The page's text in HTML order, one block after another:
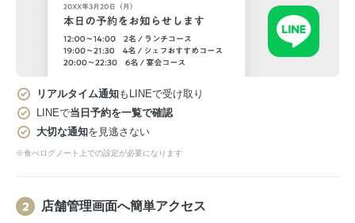
リアルタイム通知もLINEで受け取り
LINEで当日予約を一覧で確認
大切な通知を見逃さない
※食べログノート上での設定が必要になります
店舗管理画面へ簡単アクセス